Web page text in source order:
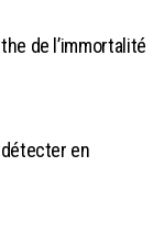
de l’immortalité
en